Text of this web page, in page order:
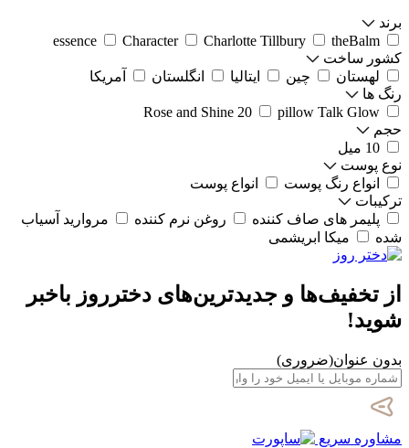
برند
essence
Character Charlotte Tillbury
theBalm
کشور ساخت
لهستان
چین ایتالیا انگلستان
آمریکا
رنگ ها
Rose and Shine 20
pillow Talk Glow
حجم
10 میل
نوع پوست
انواع رنگ پوست
انواع پوست
ترکیبات
پلیمر های صاف کننده
روغن نرم کننده
مروارید آسیاب
شده
میکا ابریشمی
از تخفیف‌ها و جدیدترین‌های دخترروز باخبر
شوید!
بدون عنوان(ضروری)
مشاوره سریع